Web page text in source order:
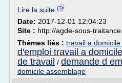
Lire la suite
Date: 2017-12-01 12:04:23
Site : http://agde-sous-
Thèmes liés : travail a
d'emploi travail a domicile
de travail / demande d
domicile assemblage